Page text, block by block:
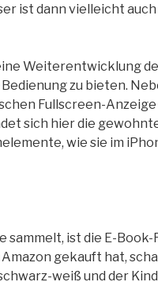
ist dann vielleicht
Weiterentwicklung
zu bieten.
Fullscreen-Anzeige
sich hier die
wie sie im
sammelt, ist die E-
gekauft hat,
weiß und der